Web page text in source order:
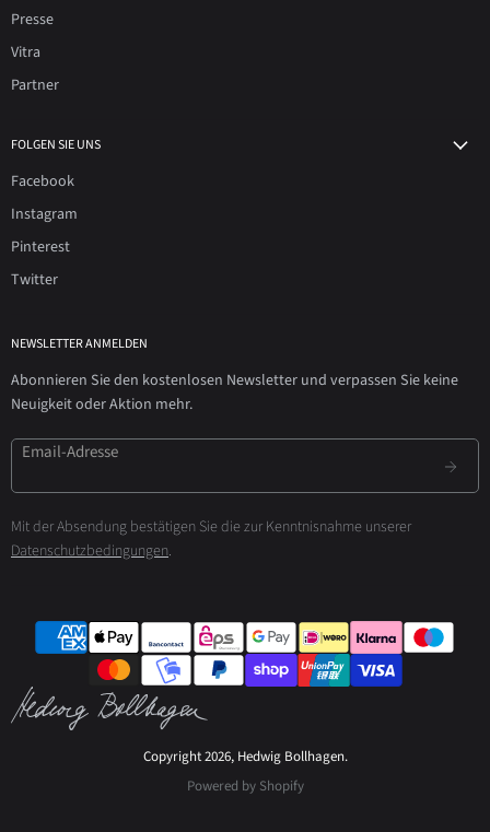
Presse
Vitra
Partner
FOLGEN SIE UNS
Facebook
Instagram
Pinterest
Twitter
NEWSLETTER ANMELDEN
Abonnieren Sie den kostenlosen Newsletter und verpassen Sie keine
Neuigkeit oder Aktion mehr.
Email-Adresse
Mit der Absendung bestätigen Sie die zur Kenntnisnahme unserer
Datenschutzbedingungen.
Copyright 2026, Hedwig Bollhagen.
Powered by Shopify